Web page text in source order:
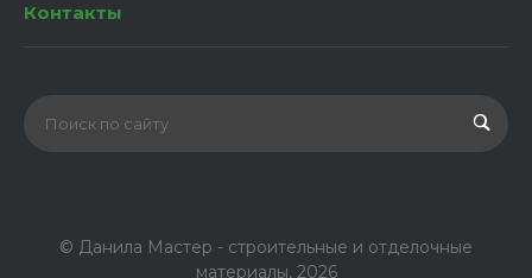
Контакты
© Данила Мастер - строительные и отделочные
материалы, 2026